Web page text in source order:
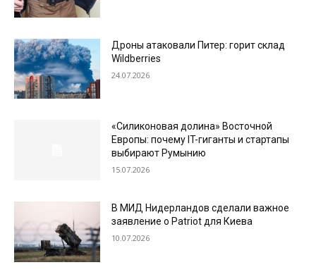
Дроны атаковали Питер: горит склад
Wildberries
24.07.2026
«Силиконовая долина» Восточной
Европы: почему IT-гиганты и стартапы
выбирают Румынию
15.07.2026
В МИД Нидерландов сделали важное
заявление о Patriot для Киева
10.07.2026